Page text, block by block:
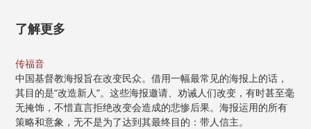
了解更多
传福音
中国基督教海报旨在改变民众。借用一幅最常见的海报上的话，
其目的是“改造新人”。这些海报邀请、劝诫人们改变，有时甚至毫
无掩饰，不惜直言拒绝改变会造成的悲惨后果。海报运用的所有
策略和意象，无不是为了达到其最终目的：带人信主。